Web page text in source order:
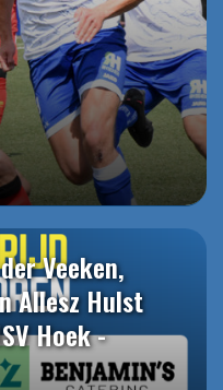
Veeken,
Allesz Hulst
Hoek -